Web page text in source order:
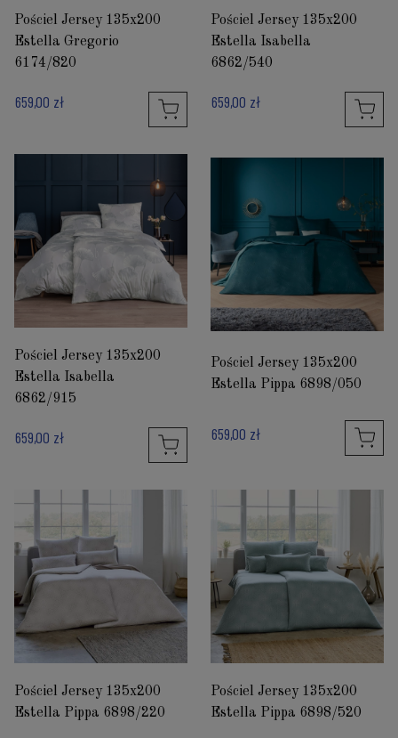
Pościel Jersey 135x200
Estella Gregorio
6174/820
659,00 zł
Pościel Jersey 135x200
Estella Isabella
6862/540
659,00 zł
Pościel Jersey 135x200
Estella Isabella
6862/915
659,00 zł
Pościel Jersey 135x200
Estella Pippa 6898/050
659,00 zł
Pościel Jersey 135x200
Estella Pippa 6898/220
Pościel Jersey 135x200
Estella Pippa 6898/520